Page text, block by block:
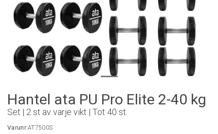
Hantel ata PU Pro Elite 2-40 kg
Set | 2 st av varje vikt | Tot 40 st.
Varunr:AT7500S